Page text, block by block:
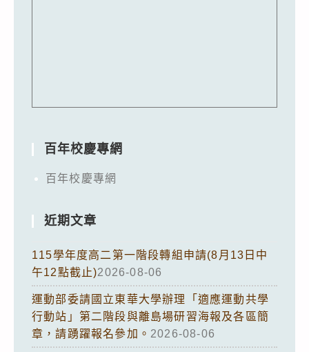
百年校慶專網
百年校慶專網
近期文章
115學年度高二第一階段轉組申請(8月13日中
午12點截止)2026-08-06
運動部委請國立東華大學辦理「適應運動共學
行動站」第二階段與離島場研習海報及各區簡
章，請踴躍報名參加。 2026-08-06